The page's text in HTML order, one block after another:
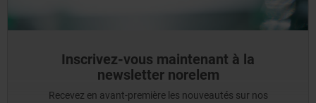
Inscrivez-vous maintenant à la
newsletter norelem
Recevez en avant-première les nouveautés sur nos